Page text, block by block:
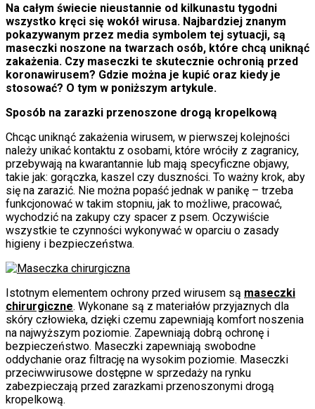
Na całym świecie nieustannie od kilkunastu tygodni
wszystko kręci się wokół wirusa. Najbardziej znanym
pokazywanym przez media symbolem tej sytuacji, są
maseczki noszone na twarzach osób, które chcą uniknąć
zakażenia. Czy maseczki te skutecznie ochronią przed
koronawirusem? Gdzie można je kupić oraz kiedy je
stosować? O tym w poniższym artykule.
Sposób na zarazki przenoszone drogą kropelkową
Chcąc uniknąć zakażenia wirusem, w pierwszej kolejności
należy unikać kontaktu z osobami, które wróciły z zagranicy,
przebywają na kwarantannie lub mają specyficzne objawy,
takie jak: gorączka, kaszel czy duszności. To ważny krok, aby
się na zarazić. Nie można popaść jednak w panikę – trzeba
funkcjonować w takim stopniu, jak to możliwe, pracować,
wychodzić na zakupy czy spacer z psem. Oczywiście
wszystkie te czynności wykonywać w oparciu o zasady
higieny i bezpieczeństwa.
Istotnym elementem ochrony przed wirusem są maseczki
chirurgiczne. Wykonane są z materiałów przyjaznych dla
skóry człowieka, dzięki czemu zapewniają komfort noszenia
na najwyższym poziomie. Zapewniają dobrą ochronę i
bezpieczeństwo. Maseczki zapewniają swobodne
oddychanie oraz filtrację na wysokim poziomie. Maseczki
przeciwwirusowe dostępne w sprzedaży na rynku
zabezpieczają przed zarazkami przenoszonymi drogą
kropelkową.